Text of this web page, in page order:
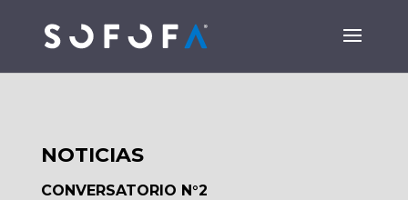
NOTICIAS
CONVERSATORIO N°2